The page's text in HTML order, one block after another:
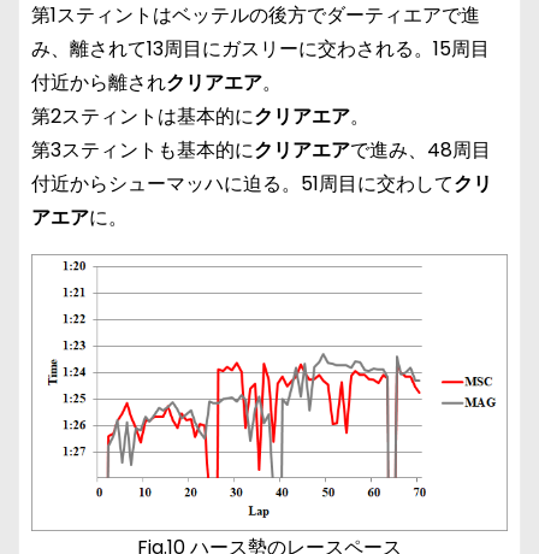
第1スティントはベッテルの後方でダーティエアで進
み、離されて13周目にガスリーに交わされる。15周目
付近から離されクリアエア。
第2スティントは基本的にクリアエア。
第3スティントも基本的にクリアエアで進み、48周目
付近からシューマッハに迫る。51周目に交わしてクリ
アエアに。
Fig.10 ハース勢のレースペース